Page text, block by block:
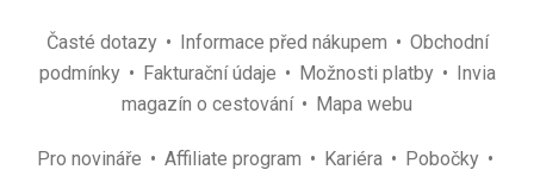
Časté dotazy Informace před nákupem
Obchodní
podmínky
Fakturační údaje Možnosti platby
Invia
magazín o cestování
Mapa webu
Pro novináře Affiliate program Kariéra
Pobočky